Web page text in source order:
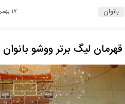
بانوان ۱۷ بهمن ۱۴۰۳ - ۱۹:۰۳
لیگ برتر ووشو